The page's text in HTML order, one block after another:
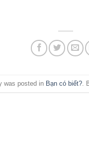
was posted in Bạn có biết? .